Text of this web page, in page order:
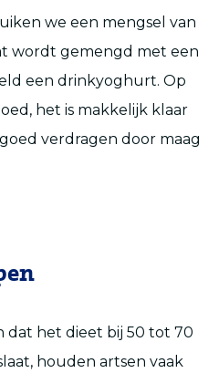
we een mengsel van
wordt gemengd met een
een drinkyoghurt. Op
het is makkelijk klaar
verdragen door maag
dat het dieet bij 50 tot 70
houden artsen vaak